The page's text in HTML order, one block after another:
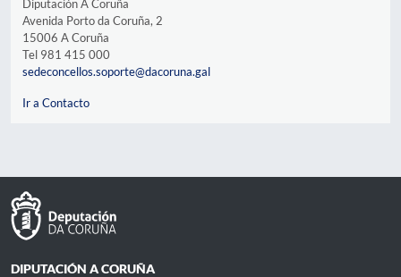
Diputación A Coruña
Avenida Porto da Coruña, 2
15006 A Coruña
Tel 981 415 000
sedeconcellos.soporte@dacoruna.gal
Ir a Contacto
DIPUTACIÓN A CORUÑA